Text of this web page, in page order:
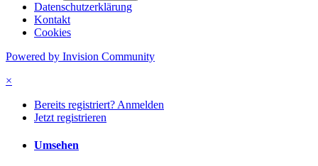
Datenschutzerklärung
Kontakt
Cookies
Powered by Invision Community
×
Bereits registriert? Anmelden
Jetzt registrieren
Umsehen